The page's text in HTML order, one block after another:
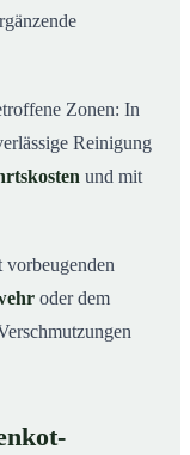
Zonen: In
Reinigung
und mit
oder dem